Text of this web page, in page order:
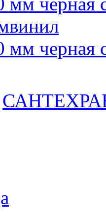
мм черная